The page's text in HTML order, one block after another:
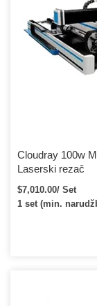
Cloudray 100w
Laserski rezač
$7,010.00/ Set
1 set (min.